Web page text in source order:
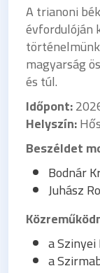
A trianoni
évfordulóján
magyarság
és túl.
Időpont:
Helyszín:
Beszéldet
Bodnár
Juhász
a
a